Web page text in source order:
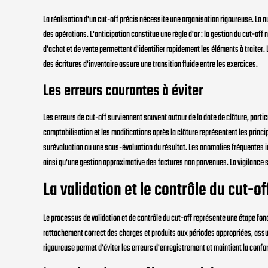
La réalisation d'un cut-off précis nécessite une organisation rigoureuse.
des opérations. L'anticipation constitue une règle d'or : la gestion du cut-
d'achat et de vente permettent d'identifier rapidement les éléments à
des écritures d'inventaire assure une transition fluide entre les exercices.
Les erreurs courantes à éviter
Les erreurs de cut-off surviennent souvent autour de la date de clôture,
comptabilisation et les modifications après la clôture représentent les
surévaluation ou une sous-évaluation du résultat. Les anomalies
ainsi qu'une gestion approximative des factures non parvenues. La
La validation et le contrôle du cut-
Le processus de validation et de contrôle du cut-off représente une étape
rattachement correct des charges et produits aux périodes appropriées,
rigoureuse permet d'éviter les erreurs d'enregistrement et maintient la